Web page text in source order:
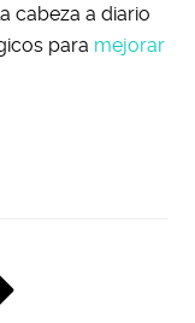
cabeza a diario
para mejorar
Siguiente